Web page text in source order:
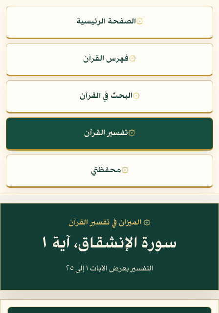
۞الصفحة الرئيسية
۞فهرس القرآن
۞البحث في القرآن
۞تفسير القرآن
۞محفظتي
۞ الميزان في تفسير القرآن
سورة الإنشقاق، آية ١
التفسير يعرض الآيات ١ إلى ٢٥